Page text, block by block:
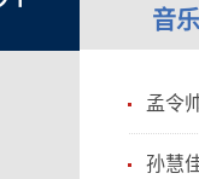
音
孟令
孙慧